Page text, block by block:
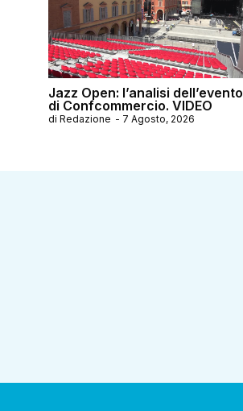
Jazz Open: l’analisi dell’evento
di Confcommercio. VIDEO
di Redazione - 7 Agosto, 2026